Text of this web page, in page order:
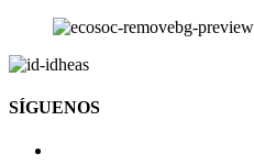
SÍGUENOS